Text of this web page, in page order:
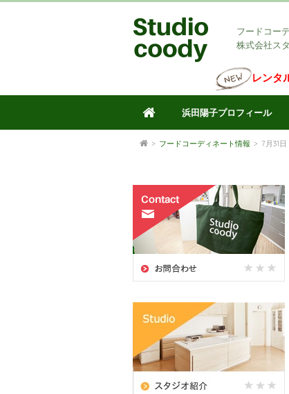
フードコー
株式会社ス
レンタ
浜田陽子プロフィール
> フードコーディネート情報 > 7月31